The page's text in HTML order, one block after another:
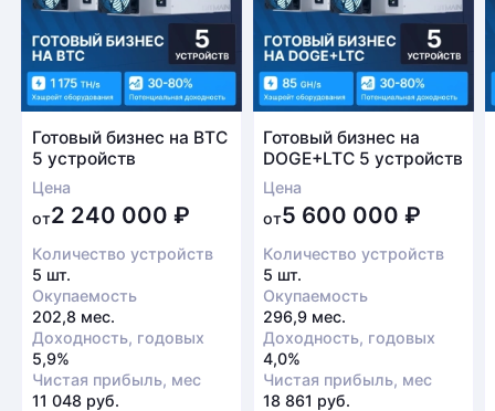
Готовый бизнес на BTC
5 устройств
Цена
от2 240 000 ₽
Количество устройств
5 шт.
Окупаемость
202,8 мес.
Доходность, годовых
5,9%
Чистая прибыль, мес
11 048 руб.
Готовый бизнес на
DOGE+LTC 5 устройств
Цена
от5 600 000₽
Количество устройств
5 шт.
Окупаемость
296,9 мес.
Доходность, годовых
4,0%
Чистая прибыль, мес
18 861 руб.